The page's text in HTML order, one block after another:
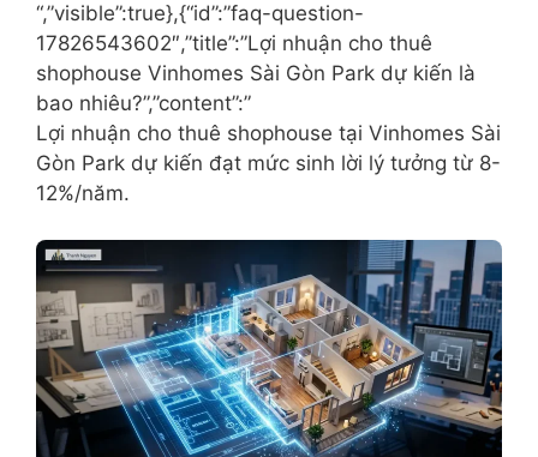
“,”visible”:true},{“id”:”faq-question-
17826543602″,”title”:”Lợi nhuận cho thuê
shophouse Vinhomes Sài Gòn Park dự kiến là
bao nhiêu?”,”content”:”
Lợi nhuận cho thuê shophouse tại Vinhomes Sài
Gòn Park dự kiến đạt mức sinh lời lý tưởng từ 8-
12%/năm.